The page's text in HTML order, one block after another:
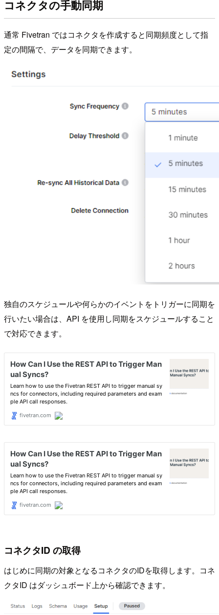
コネクタの手動同期
通常 Fivetran ではコネクタを作成すると同期頻度として指
定の間隔で、データを同期できます。
独自のスケジュールや何らかのイベントをトリガーに同期を
行いたい場合は、API を使用し同期をスケジュールすること
で対応できます。
コネクタID の取得
はじめに同期の対象となるコネクタのIDを取得します。コネ
クタID はダッシュボード上から確認できます。